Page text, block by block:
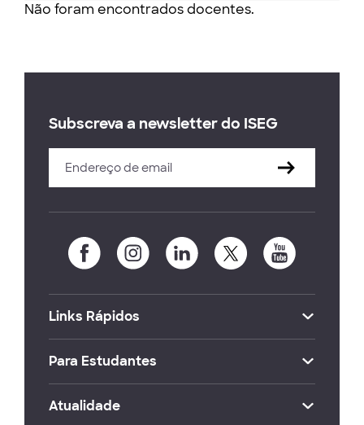
Não foram encontrados docentes.
Subscreva a newsletter do ISEG
Links Rápidos
Para Estudantes
Atualidade